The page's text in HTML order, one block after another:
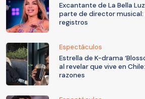
Excantante de La Bella
parte de director
registros
Espectáculos
Estrella de K-drama
al revelar que vive en
razones